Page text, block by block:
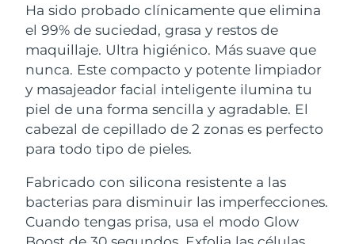
Ha sido probado clínicamente que elimina
el 99% de suciedad, grasa y restos de
maquillaje. Ultra higiénico. Más suave que
nunca. Este compacto y potente limpiador
y masajeador facial inteligente ilumina tu
piel de una forma sencilla y agradable. El
cabezal de cepillado de 2 zonas es perfecto
para todo tipo de pieles.
Fabricado con silicona resistente a las
bacterias para disminuir las imperfecciones.
Cuando tengas prisa, usa el modo Glow
LUNA™ 4 pack
Anti-aging massage
LUNA™ 4 Plus
Massage, LED heating
LUNA™ 4 Men
BEAR™ 2 pack
Microcurrent toning
BEAR™ 2 go
Microcurrent toning on-the-go
BEAR™ 2 eyes & lips
Hidratación
UFO™ 3 pack
Deep facial hydration
UFO™ 3 LED
Near-infrared and red light therapy
device
Cuidado bucal
issa™ 4
Hybrid silicone sonic toothbrush
issa™ 4 plus
Smart hybrid silicone sonic toothbrush
TRATAMIENTO ANTIEDAD FAQ™
Antiedad Tratamientos LED
Bermudas Entrega prevista
Bosnia y Herzegovina Entrega prevista 8/14/26
Brunéi
Bulgaria Entrega prevista8/11/26
Canadá Entrega prevista
Chile Entrega prevista